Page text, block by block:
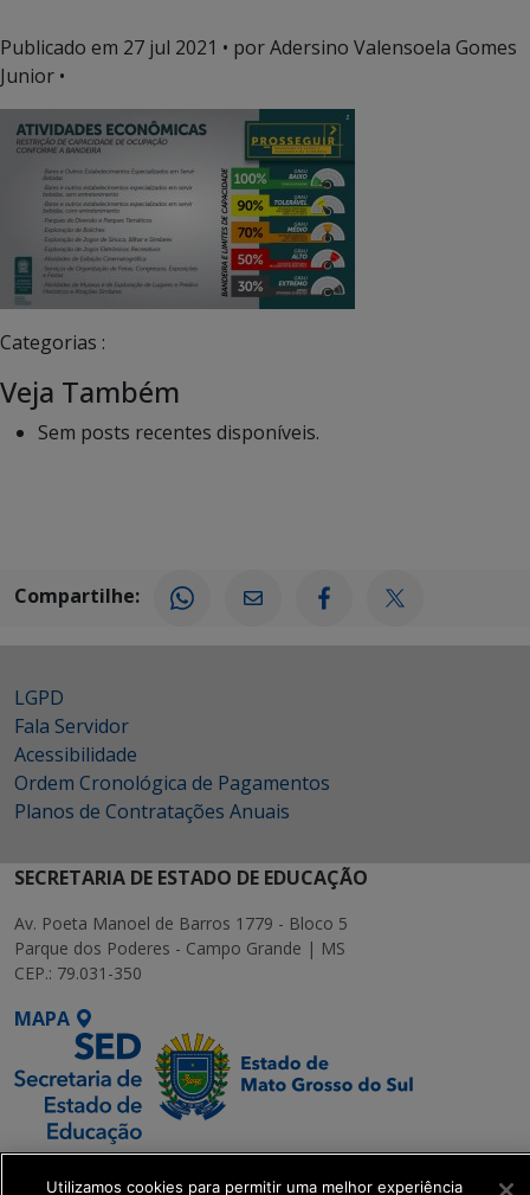
Publicado em 27 jul 2021 • por Adersino Valensoela Gomes
Junior •
Categorias :
Veja Também
Sem posts recentes disponíveis.
Compartilhe:
LGPD
Fala Servidor
Acessibilidade
Ordem Cronológica de Pagamentos
Planos de Contratações Anuais
SECRETARIA DE ESTADO DE EDUCAÇÃO
Av. Poeta Manoel de Barros 1779 - Bloco 5
Parque dos Poderes - Campo Grande | MS
CEP.: 79.031-350
MAPA
Utilizamos cookies para permitir uma melhor experiência